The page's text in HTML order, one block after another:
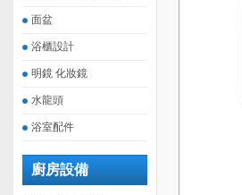
面盆
浴櫃設計
明鏡 化妝鏡
水龍頭
浴室配件
廚房設備